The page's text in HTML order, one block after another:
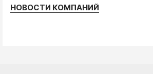
НОВОСТИ КОМПАНИЙ